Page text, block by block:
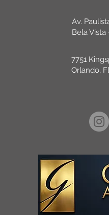
Av.
Bela Vista
7751
Orlando,